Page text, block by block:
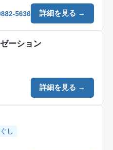
詳細を見る →
5636
ーション
詳細を見る →
し